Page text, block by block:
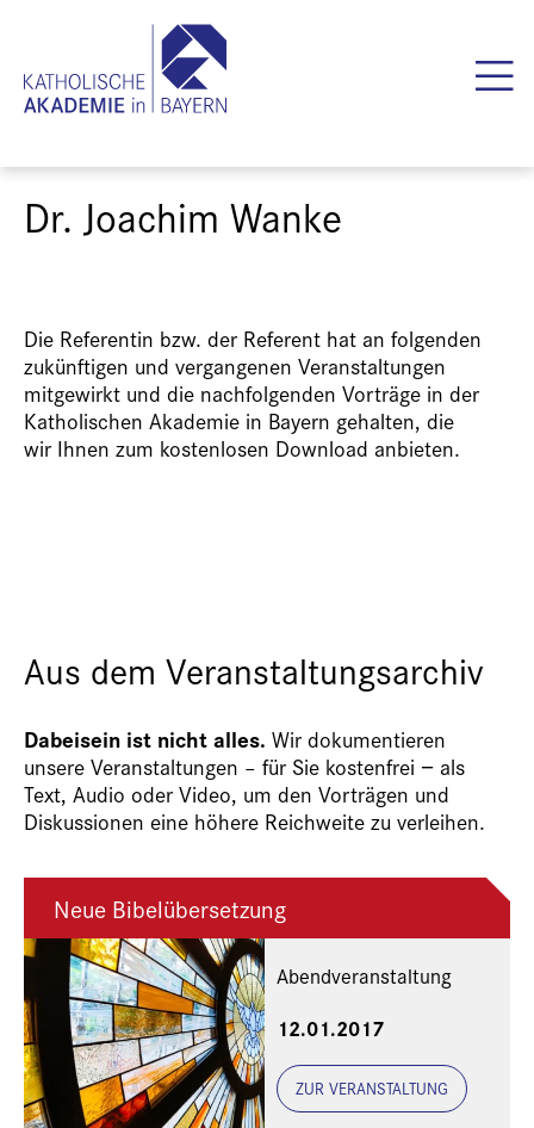
Dr. Joachim Wanke
Die Referentin bzw. der Referent hat an folgenden
zukünftigen und vergangenen Veranstaltungen
mitgewirkt und die nachfolgenden Vorträge in der
Katholischen Akademie in Bayern gehalten, die
wir Ihnen zum kostenlosen Download anbieten.
Aus dem Veranstaltungsarchiv
Dabeisein ist nicht alles. Wir dokumentieren
unsere Veranstaltungen – für Sie kostenfrei − als
Text, Audio oder Video, um den Vorträgen und
Diskussionen eine höhere Reichweite zu verleihen.
Neue Bibelübersetzung
Abendveranstaltung
12.01.2017
ZUR VERANSTALTUNG